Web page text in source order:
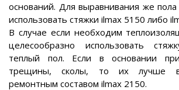
оснований. Для выравнивания же
использовать стяжки ilmax 5150 либо
В случае если необходим
целесообразно использовать
теплый пол. Если в основании
трещины, сколы, то их лучше
ремонтным составом ilmax 2150.